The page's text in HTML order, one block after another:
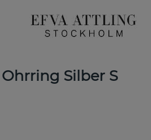
Silber S